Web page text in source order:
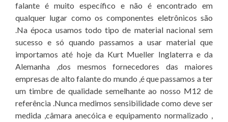
falante é muito específico e não é encontrado em
qualquer lugar como os componentes eletrônicos são
.Na época usamos todo tipo de material nacional sem
sucesso e só quando passamos a usar material que
importamos até hoje da Kurt Mueller Inglaterra e da
Alemanha ,dos mesmos fornecedores das maiores
empresas de alto falante do mundo ,é que passamos a ter
um timbre de qualidade semelhante ao nosso M12 de
referência .Nunca medimos sensibilidade como deve ser
medida ,câmara anecóica e equipamento normalizado ,